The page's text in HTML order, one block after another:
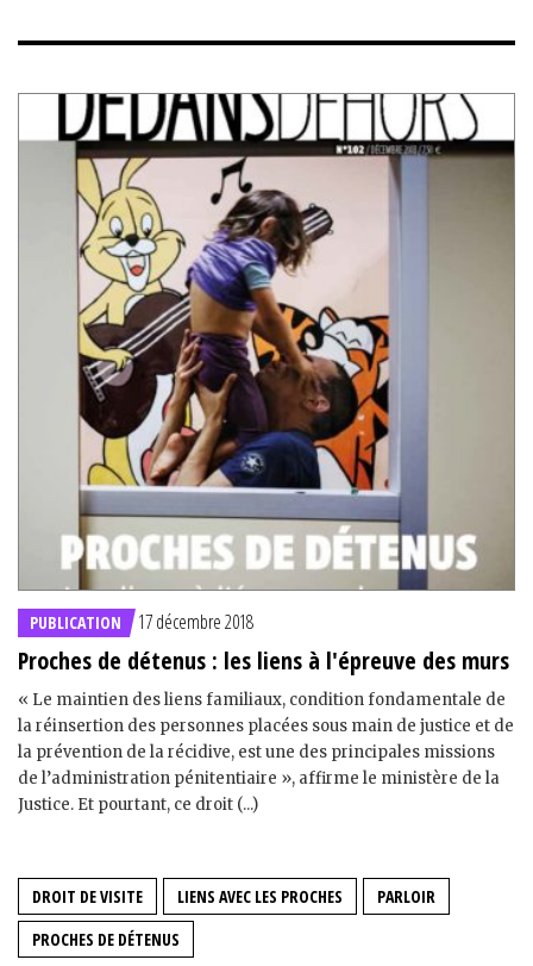
PUBLICATION 17 décembre 2018
Proches de détenus : les liens à l'épreuve des murs
« Le maintien des liens familiaux, condition fondamentale de
la réinsertion des personnes placées sous main de justice et de
la prévention de la récidive, est une des principales missions
de l’administration pénitentiaire », affirme le ministère de la
Justice. Et pourtant, ce droit (...)
DROIT DE VISITE LIENS AVEC LES PROCHES
PARLOIR
PROCHES DE DÉTENUS